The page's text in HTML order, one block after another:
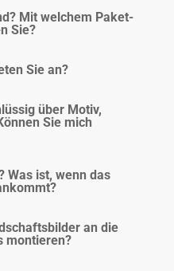
Mit welchem Paket-
Sie?
Sie an?
über Motiv,
Sie mich
Was ist, wenn das
an die
montieren?